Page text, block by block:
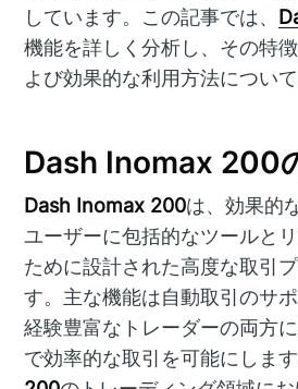
しています。この記事では、
機能を詳しく分析し、その特
よび効果的な利用方法につい
Dash Inomax 200
Dash Inomax 200は、効果的
ユーザーに包括的なツールと
ために設計された高度な取引
す。主な機能は自動取引のサ
経験豊富なトレーダーの両方
で効率的な取引を可能にします